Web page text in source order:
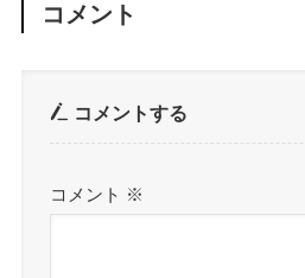
コメント
コメントする
コメント ※